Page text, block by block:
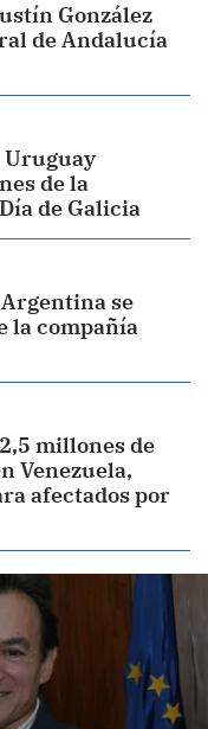
González
de Andalucía
Uruguay
de la
de Galicia
se
la compañía
millones de
Venezuela,
afectados por